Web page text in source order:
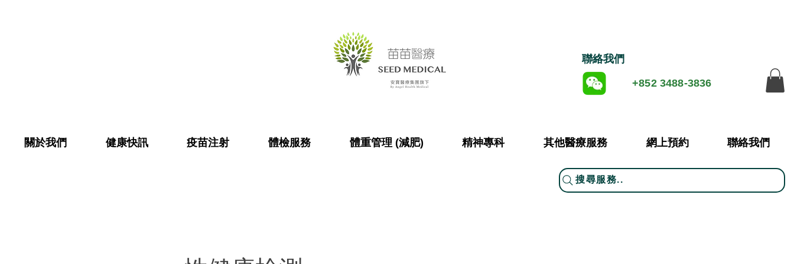
+852 3488-3836
​聯絡我們
關於我們 健康快訊 疫苗注射 體檢服務 體重管理 (減肥) 精神專科 其他醫療服務 網上預約 聯絡我們
搜尋服務..